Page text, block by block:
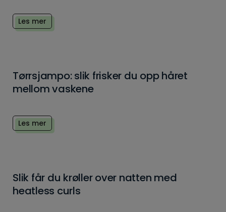
Les mer
Tørrsjampo: slik frisker du opp håret
mellom vaskene
Les mer
Slik får du krøller over natten med
heatless curls